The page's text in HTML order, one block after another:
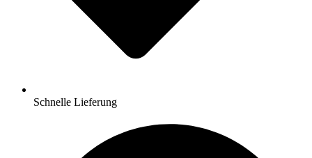
Schnelle Lieferung